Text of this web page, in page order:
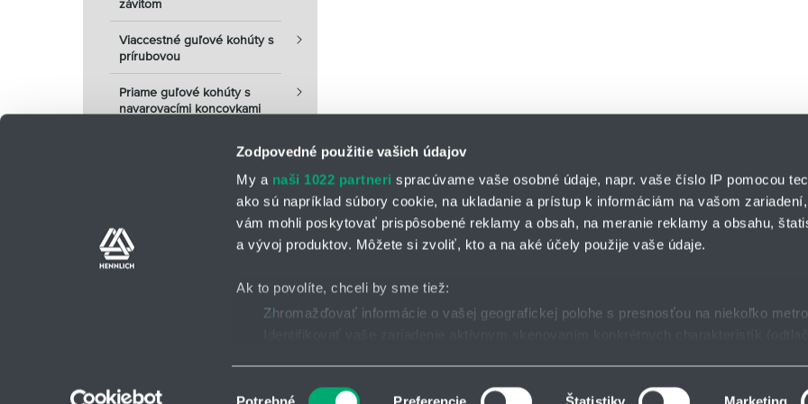
Zodpovedné použitie vašich údajov
My a naši 1022 partneri spracúvame vaše osobné údaje, napr. vaše číslo IP pomocou
ako sú napríklad súbory cookie, na ukladanie a prístup k informáciám na vašom
vám mohli poskytovať prispôsobené reklamy a obsah, na meranie reklamy a obsahu,
a vývoj produktov. Môžete si zvoliť, kto a na aké účely použije vaše údaje.
Ak to povolíte, chceli by sme tiež:
Zhromažďovať informácie o vašej geografickej polohe s presnosťou na niekoľko
Potrebné Preferencie Štatistiky Marketing
závitom
Viaccestné guľové kohúty s
prírubovou
Priame guľové kohúty s
navarovacími koncovkami
HENNLICH s.r.o.
Košťany nad Turcom